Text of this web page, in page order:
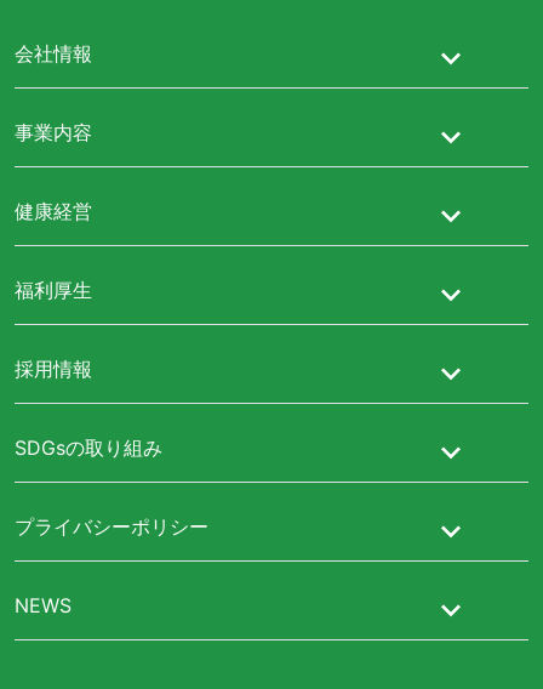
会社情報
事業内容
健康経営
福利厚生
採用情報
SDGsの取り組み
プライバシーポリシー
NEWS